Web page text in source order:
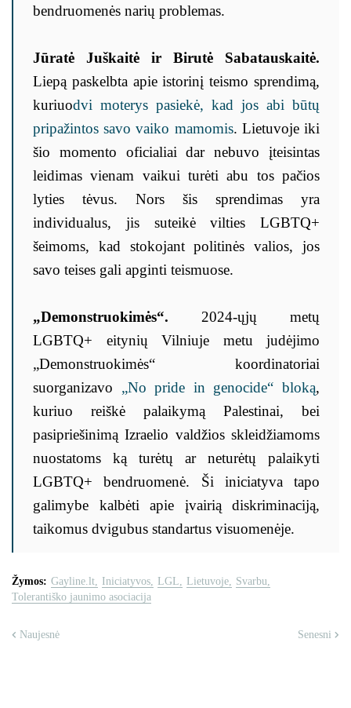
bendruomenės narių problemas.
Jūratė Juškaitė ir Birutė Sabatauskaitė.
Liepą paskelbta apie istorinį teismo sprendimą,
kuriuodvi moterys pasiekė, kad jos abi būtų
pripažintos savo vaiko mamomis. Lietuvoje iki
šio momento oficialiai dar nebuvo įteisintas
leidimas vienam vaikui turėti abu tos pačios
lyties tėvus. Nors šis sprendimas yra
individualus, jis suteikė vilties LGBTQ+
šeimoms, kad stokojant politinės valios, jos
savo teises gali apginti teismuose.
„Demonstruokimės“. 2024-ųjų metų
LGBTQ+ eitynių Vilniuje metu judėjimo
„Demonstruokimės“ koordinatoriai
suorganizavo „No pride in genocide“ bloką,
kuriuo reiškė palaikymą Palestinai, bei
pasipriešinimą Izraelio valdžios skleidžiamoms
nuostatoms ką turėtų ar neturėtų palaikyti
LGBTQ+ bendruomenė. Ši iniciatyva tapo
galimybe kalbėti apie įvairią diskriminaciją,
taikomus dvigubus standartus visuomenėje.
Žymos: Gayline.lt Iniciatyvos LGL Lietuvoje
Svarbu
Tolerantiško jaunimo asociacija
Naujesnė Senesni